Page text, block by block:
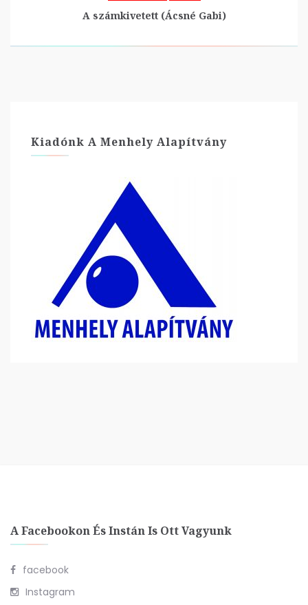
A számkivetett (Ácsné Gabi)
Kiadónk A Menhely Alapítvány
A Facebookon És Instán Is Ott Vagyunk
facebook
Instagram